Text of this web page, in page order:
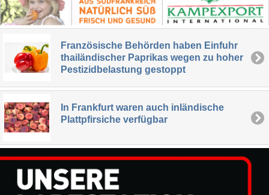
Französische Behörden haben Einfuhr
thailändischer Paprikas wegen zu hoher
Pestizidbelastung gestoppt
In Frankfurt waren auch inländische
Plattpfirsiche verfügbar